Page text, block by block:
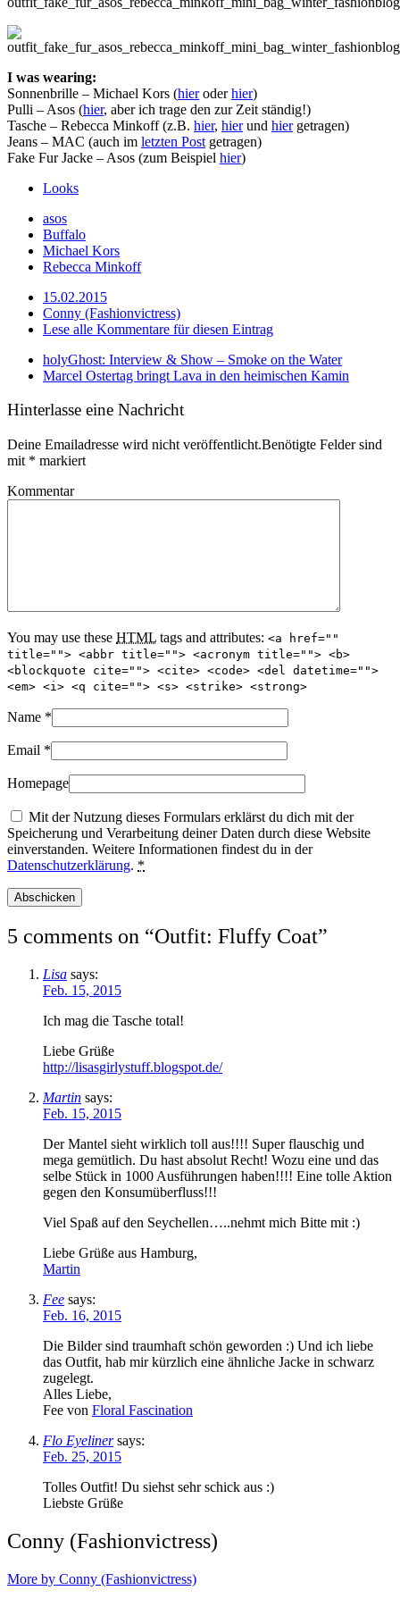
I was wearing:
Sonnenbrille – Michael Kors (hieroderhier)
Pulli – Asos (hier, aber ich trage den zur Zeit ständig!)
Tasche – Rebecca Minkoff (z.B. hier, hierund hiergetragen)
Jeans – MAC (auch im letzten Post getragen)
Fake Fur Jacke – Asos (zum Beispiel hier)
Looks
asos
Buffalo
Michael Kors
Rebecca Minkoff
15.02.2015
Conny (Fashionvictress)
Lese alle Kommentare für diesen Eintrag
holyGhost: Interview & Show – Smoke on the Water
Marcel Ostertag bringt Lava in den heimischen Kamin
Hinterlasse eine Nachricht
Deine Emailadresse wird nicht veröffentlicht.Benötigte Felder sind
mit * markiert
Kommentar
You may use these HTML tags and attributes: <a href=""
title=""> <abbr title=""> <acronym title=""> <b>
<blockquote cite=""> <cite> <code> <del datetime="">
<em> <i> <q cite=""> <s> <strike> <strong>
Name *
Email *
Homepage
Mit der Nutzung dieses Formulars erklärst du dich mit der
Speicherung und Verarbeitung deiner Daten durch diese Website
einverstanden. Weitere Informationen findest du in der
Datenschutzerklärung. *
5 comments on “Outfit: Fluffy Coat”
Lisa says:
Feb. 15, 2015
Ich mag die Tasche total!
Liebe Grüße
http://lisasgirlystuff.blogspot.de/
Martin says:
Feb. 15, 2015
Der Mantel sieht wirklich toll aus!!!! Super flauschig und
mega gemütlich. Du hast absolut Recht! Wozu eine und das
selbe Stück in 1000 Ausführungen haben!!!! Eine tolle Aktion
gegen den Konsumüberfluss!!!
Viel Spaß auf den Seychellen…..nehmt mich Bitte mit :)
Liebe Grüße aus Hamburg,
Martin
Fee says:
Feb. 16, 2015
Die Bilder sind traumhaft schön geworden :) Und ich liebe
das Outfit, hab mir kürzlich eine ähnliche Jacke in schwarz
zugelegt.
Alles Liebe,
Fee von Floral Fascination
Flo Eyeliner says:
Feb. 25, 2015
Tolles Outfit! Du siehst sehr schick aus :)
Liebste Grüße
Conny (Fashionvictress)
More by Conny (Fashionvictress)